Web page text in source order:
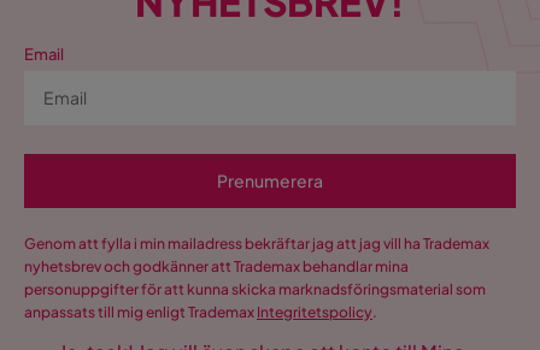
Email
Prenumerera
Genom att fylla i min mailadress bekräftar jag att jag vill ha Trademax
nyhetsbrev och godkänner att Trademax behandlar mina
personuppgifter för att kunna skicka marknadsföringsmaterial som
anpassats till mig enligt Trademax Integritetspolicy.